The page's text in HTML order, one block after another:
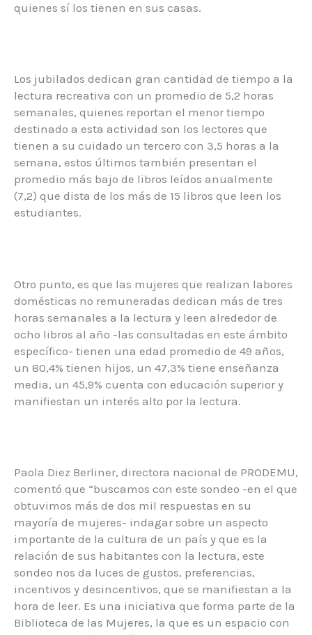
quienes sí los tienen en sus casas.
Los jubilados dedican gran cantidad de tiempo a la
lectura recreativa con un promedio de 5,2 horas
semanales, quienes reportan el menor tiempo
destinado a esta actividad son los lectores que
tienen a su cuidado un tercero con 3,5 horas a la
semana, estos últimos también presentan el
promedio más bajo de libros leídos anualmente
(7,2) que dista de los más de 15 libros que leen los
estudiantes.
Otro punto, es que las mujeres que realizan labores
domésticas no remuneradas dedican más de tres
horas semanales a la lectura y leen alrededor de
ocho libros al año -las consultadas en este ámbito
específico- tienen una edad promedio de 49 años,
un 80,4% tienen hijos, un 47,3% tiene enseñanza
media, un 45,9% cuenta con educación superior y
manifiestan un interés alto por la lectura.
Paola Diez Berliner, directora nacional de PRODEMU,
comentó que “buscamos con este sondeo -en el que
obtuvimos más de dos mil respuestas en su
mayoría de mujeres- indagar sobre un aspecto
importante de la cultura de un país y que es la
relación de sus habitantes con la lectura, este
sondeo nos da luces de gustos, preferencias,
incentivos y desincentivos, que se manifiestan a la
hora de leer. Es una iniciativa que forma parte de la
Biblioteca de las Mujeres, la que es un espacio con